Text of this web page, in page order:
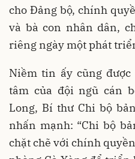
cho Đảng bộ, chính
và bà con nhân dân,
riêng ngày một phát
Niềm tin ấy cũng
tâm của đội ngũ cán
Long, Bí thư Chi bộ
nhấn mạnh: “Chi bộ
chặt chẽ với chính